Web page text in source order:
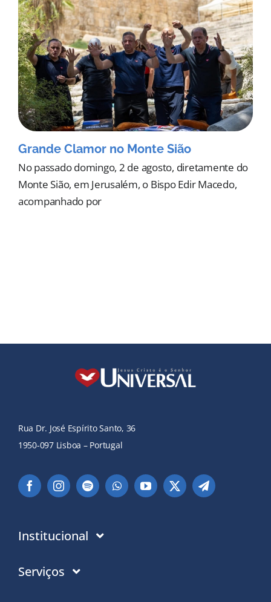
Grande Clamor no Monte Sião
No passado domingo, 2 de agosto, diretamente do
Monte Sião, em Jerusalém, o Bispo Edir Macedo,
acompanhado por
Rua Dr. José Espírito Santo, 36
1950-097 Lisboa – Portugal
Institucional
Instituição
Serviços